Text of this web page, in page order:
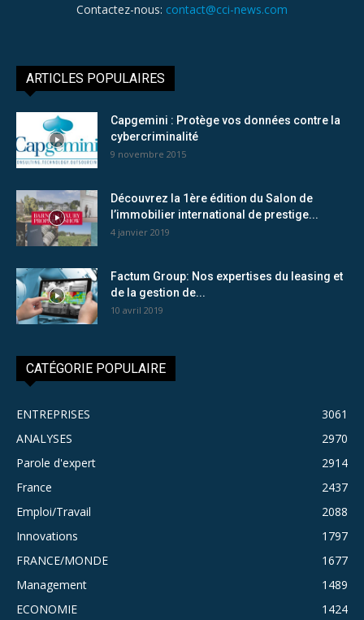
Contactez-nous: contact@cci-news.com
ARTICLES POPULAIRES
Capgemini : Protège vos données contre la
cybercriminalité
9 novembre 2015
Découvrez la 1ère édition du Salon de
l’immobilier international de prestige...
4 janvier 2019
Factum Group: Nos expertises du leasing et
de la gestion de...
10 avril 2019
CATÉGORIE POPULAIRE
ENTREPRISES
3061
ANALYSES
2970
Parole d'expert
2914
France
2437
Emploi/Travail
2088
Innovations
1797
FRANCE/MONDE
1677
Management
1489
ECONOMIE
1424